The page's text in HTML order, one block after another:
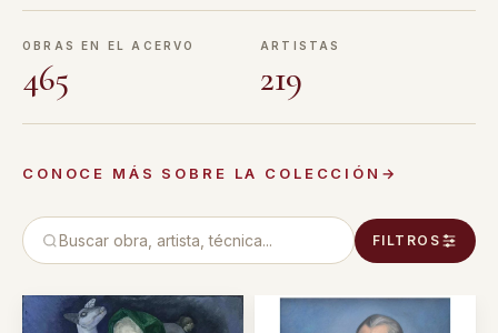
OBRAS EN EL ACERVO
465
ARTISTAS
219
CONOCE MÁS SOBRE LA COLECCIÓN →
FILTROS